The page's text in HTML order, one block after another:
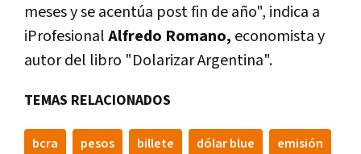
meses y se acentúa post fin de año", indica a
iProfesionalAlfredo Romano, economista y
autor del libro "Dolarizar Argentina".
TEMAS RELACIONADOS
bcra pesos billete dólar blue emisión